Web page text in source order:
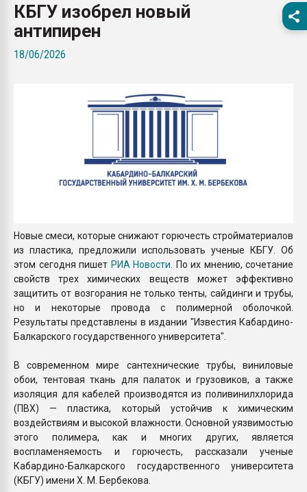
Материал
вакуумного
КБГУ изобрел новый
антипирен
18/06/2026
Новые смеси, которые снижают горючесть стройматериалов
из пластика, предложили использовать ученые КБГУ. Об
этом сегодня пишет РИА Новости . По их мнению, сочетание
свойств трех химических веществ может эффективно
защитить от возгорания не только тенты, сайдинги и трубы,
но и некоторые провода с полимерной оболочкой.
Результаты представлены в издании "Известия Кабардино-
Балкарского государственного университета".
В современном мире сантехнические трубы, виниловые
обои, тентовая ткань для палаток и грузовиков, а также
изоляция для кабелей производятся из поливинилхлорида
(ПВХ) — пластика, который устойчив к химическим
воздействиям и высокой влажности. Основной уязвимостью
этого полимера, как и многих других, является
воспламеняемость и горючесть, рассказали ученые
Кабардино-Балкарского государственного университета
(КБГУ) имени Х. М. Бербекова.